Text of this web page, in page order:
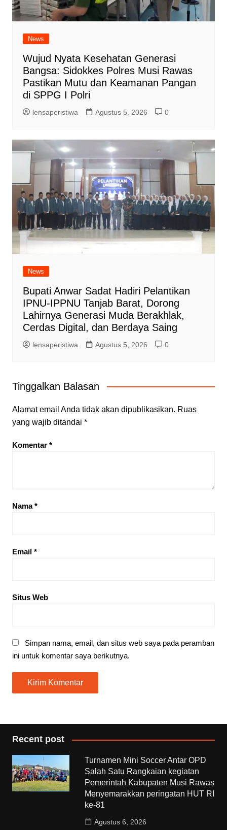
News
Wujud Nyata Kesehatan Generasi
Bangsa: Sidokkes Polres Musi Rawas
Pastikan Mutu dan Keamanan Pangan
di SPPG I Polri
lensaperistiwa Agustus 5, 2026 0
News
Bupati Anwar Sadat Hadiri Pelantikan
IPNU-IPPNU Tanjab Barat, Dorong
Lahirnya Generasi Muda Berakhlak,
Cerdas Digital, dan Berdaya Saing
lensaperistiwa Agustus 5, 2026 0
Tinggalkan Balasan
Alamat email Anda tidak akan dipublikasikan. Ruas
yang wajib ditandai *
Komentar *
Nama*
Email *
Situs Web
Simpan nama, email, dan situs web saya pada peramban
ini untuk komentar saya berikutnya.
Recent post
Turnamen Mini Soccer Antar OPD
Salah Satu Rangkaian kegiatan
Pemerintah Kabupaten Musi Rawas
Menyemarakkan peringatan HUT RI
ke-81
Agustus 6, 2026